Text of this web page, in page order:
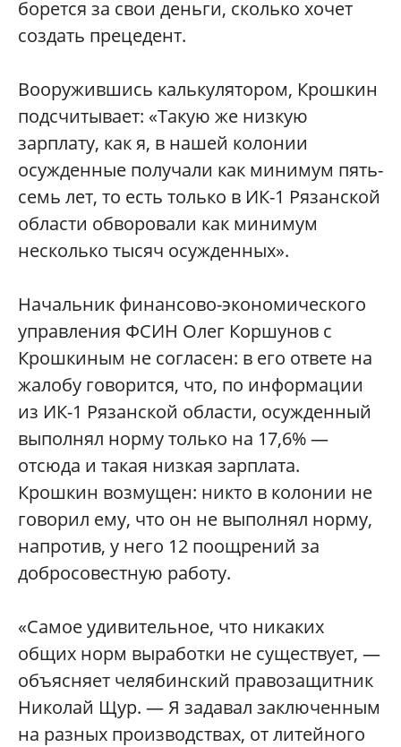
борется за свои деньги, сколько хочет
создать прецедент.
Вооружившись калькулятором, Крошкин
подсчитывает: «Такую же низкую
зарплату, как я, в нашей колонии
осужденные получали как минимум пять-
семь лет, то есть только в ИК-1 Рязанской
области обворовали как минимум
несколько тысяч осужденных».
Начальник финансово-экономического
управления ФСИН Олег Коршунов с
Крошкиным не согласен: в его ответе на
жалобу говорится, что, по информации
из ИК-1 Рязанской области, осужденный
выполнял норму только на 17,6% —
отсюда и такая низкая зарплата.
Крошкин возмущен: никто в колонии не
говорил ему, что он не выполнял норму,
напротив, у него 12 поощрений за
добросовестную работу.
«Самое удивительное, что никаких
общих норм выработки не существует, —
объясняет челябинский правозащитник
Николай Щур. — Я задавал заключенным
на разных производствах, от литейного